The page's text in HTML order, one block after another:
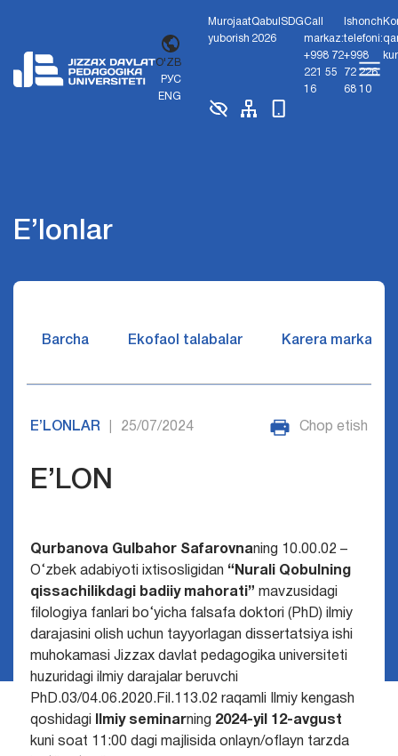
O'ZB
РУС
ENG
Murojaat
yuborish
Qabul
2026
SDGCall
markaz:
+998 72
221 55
16
Ishonch
telefoni:
+998
72 226
68 10
E’lonlar
Barcha Ekofaol talabalar Karera markazi
E’LONLAR 25/07/2024 Chop etish
E’LON
Qurbanova Gulbahor Safarovnaning 10.00.02 –
O‘zbek adabiyoti ixtisosligidan “ Nurali Qobulning
qissachilikdagi badiiy mahorati ” mavzusidagi
filologiya fanlari bo‘yicha falsafadoktori (PhD) ilmiy
darajasini olish uchun tayyorlagan dissertatsiya ishi
muhokamasi Jizzax davlat pedagogika universiteti
huzuridagi ilmiy darajalar beruvchi
PhD.03/04.06.2020.Fil.113.02 raqamli Ilmiy kengash
qoshidagi
Ilmiy seminarning 2024-yil 12-avgust
kuni soat 11:00 dagi majlisida onlayn/oflayn tarzda